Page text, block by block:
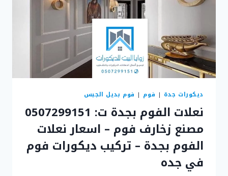
ديكورات جدة | فوم | فوم بديل الجبس
نعلات الفوم بجدة ت: 0507299151
مصنع زخارف فوم – اسعار نعلات
الفوم بجدة – تركيب ديكورات فوم
في جده